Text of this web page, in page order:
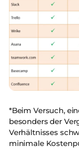
*Beim Versuch,
besonders der
Verhältnisses
minimale